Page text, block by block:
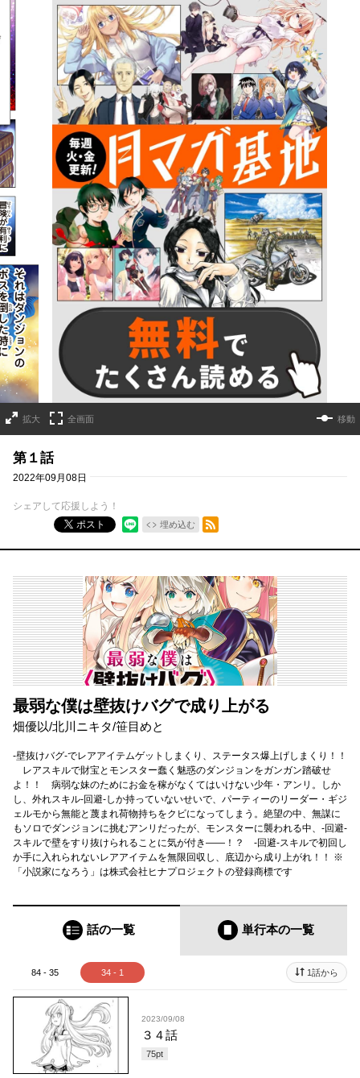
詳細ページへのリンク
拡大 全画面 移動
第１話
2022年09月08日
シェアして応援しよう！
ポスト
埋め込む
RSSフィード
最弱な僕は壁抜けバグで成り上がる
畑優以/北川ニキタ/笹目めと
-壁抜けバグ-でレアアイテムゲットしまくり、ステータス爆上げしまくり！！
レアスキルで財宝とモンスター蠢く魅惑のダンジョンをガンガン踏破せ
よ！！ 病弱な妹のためにお金を稼がなくてはいけない少年・アンリ。しか
し、外れスキル-回避-しか持っていないせいで、パーティーのリーダー・ギジ
ェルモから無能と蔑まれ荷物持ちをクビになってしまう。絶望の中、無謀に
もソロでダンジョンに挑むアンリだったが、モンスターに襲われる中、-回避-
スキルで壁をすり抜けられることに気が付き――！？ -回避-スキルで初回し
か手に入れられないレアアイテムを無限回収し、底辺から成り上がれ！！ ※
「小説家になろう」は株式会社ヒナプロジェクトの登録商標です
話の一覧 単行本の一覧
84 - 35 34 - 1 1話から
2023/09/08
３４話
75pt